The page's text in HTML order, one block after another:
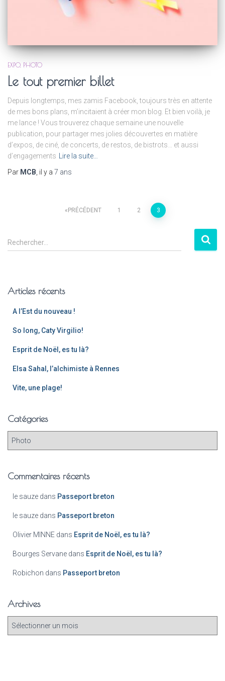
EXPO PHOTO
Le tout premier billet
Depuis longtemps, mes zamis Facebook, toujours très en attente
de mes bons plans, m’incitaient à créer mon blog. Et bien voilà, je
me lance ! Vous trouverez chaque semaine une nouvelle
publication, pour partager mes jolies découvertes en matière
d’expos, de ciné, de concerts, de restos, de bistrots… et aussi
d’engagements
Lire la suite…
Par MCB , il y a 7 ans
PRÉCÉDENT 1 2 3
Rechercher…
Articles récents
A l’Est du nouveau !
So long, Caty Virgilio!
Esprit de Noël, es tu là?
Elsa Sahal, l’alchimiste à Rennes
Vite, une plage!
Catégories
Commentaires récents
le sauze dans Passeport breton
le sauze dans Passeport breton
Olivier MINNE dans Esprit de Noël, es tu là?
Bourges Servane dans Esprit de Noël, es tu là?
Robichon dans Passeport breton
Archives